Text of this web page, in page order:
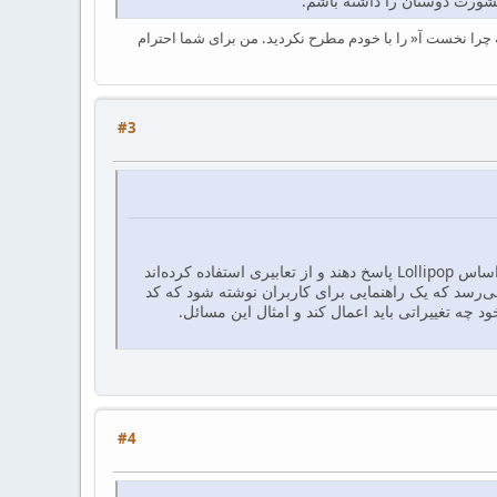
نخست آ« را با خودم مطرح نکردید. من برای شما احترام
#3
همانطور که دوستان در سایت پرسش و پاسخ ملاحظه کرده‌اند جناب آقای کارن‌پهلو (خلیقــی) اصرار دارند که سوالات مطرح شده را بر اساس Lollipop پاسخ دهند و از تعابیری استفاده کرده‌اند
که یک راهنمایی برای کاربران نوشته شود که کد
#4